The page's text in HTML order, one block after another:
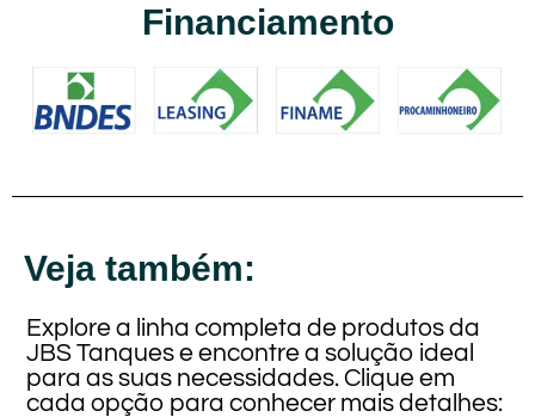
Financiamento
Veja também:
Explore a linha completa de produtos da
JBS Tanques e encontre a solução ideal
para as suas necessidades. Clique em
cada opção para conhecer mais detalhes: